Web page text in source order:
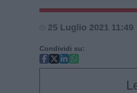
25 Luglio 2021 11:49
Condividi su: